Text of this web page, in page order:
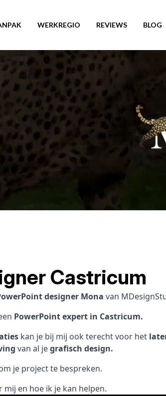
WERKREGIO REVIEWS BLOG
Castricum
designer Mona van
PowerPoint expert in Castricum.
kan je bij mij ook terecht voor het
van al jegrafisch design.
je project te bespreken.
en hoe ik je kan helpen.